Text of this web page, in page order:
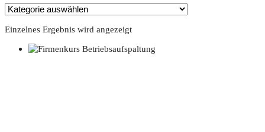
Einzelnes Ergebnis wird angezeigt